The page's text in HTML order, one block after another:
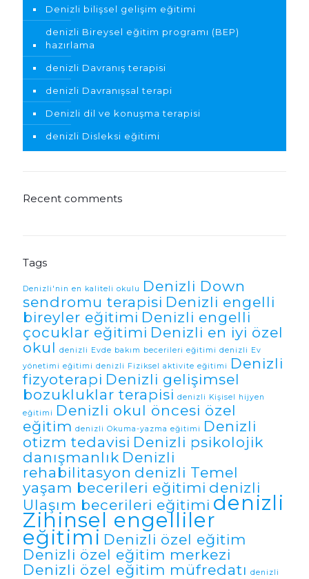
Denizli bilişsel gelişim eğitimi
denizli Bireysel eğitim programı (BEP)
hazırlama
denizli Davranış terapisi
denizli Davranışsal terapi
Denizli dil ve konuşma terapisi
denizli Disleksi eğitimi
Recent comments
Tags
Denizli'nin en kaliteli okulu
Denizli Down
sendromu terapisi Denizli engelli
bireyler eğitimi Denizli engelli
çocuklar eğitimi Denizli en iyi özel
okul denizli Evde bakım becerileri eğitimi denizli Ev
yönetimi eğitimi denizli Fiziksel aktivite eğitimi
Denizli
fizyoterapi Denizli gelişimsel
bozukluklar terapisi denizli Kişisel hijyen
eğitimi
Denizli okul öncesi özel
eğitim denizli Okuma-yazma eğitimi
Denizli
otizm tedavisi Denizli psikolojik
danışmanlık Denizli
rehabilitasyon denizli Temel
yaşam becerileri eğitimi denizli
Ulaşım becerileri eğitimi denizli
Zihinsel engelliler
eğitimi Denizli özel eğitim
Denizli özel eğitim merkezi
Denizli özel eğitim müfredatı denizli